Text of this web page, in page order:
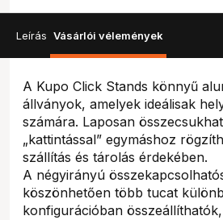
Leírás Vásárlói vélemények
A Kupo Click Stands könnyű
állványok, amelyek ideálisak
számára. Laposan
„kattintással” egymáshoz
szállítás és tárolás érdekében.
A négyirányú
köszönhetően több tucat
konfigurációban